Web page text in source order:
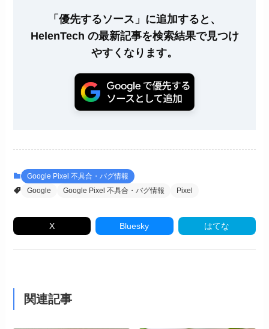
「優先するソース」に追加すると、
HelenTech の最新記事を検索結果で見つけ
やすくなります。
Google Pixel 不具合・バグ情報
Google
Google Pixel 不具合・バグ情報 Pixel
X Bluesky はてな
関連記事